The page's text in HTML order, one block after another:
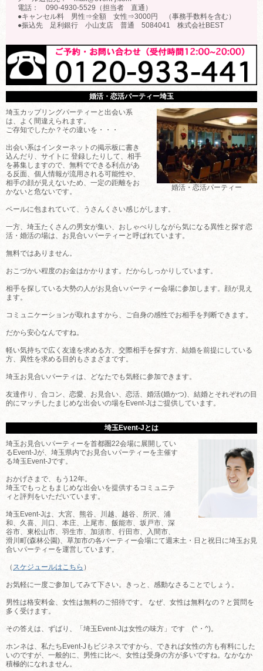
電話： 090-4930-5529（担当者 直通）
●キャンセル料 男性⇒全額 女性⇒3000円 （事務手数料を含む）
●振込先 足利銀行 小山支店 普通 5084041 株式会社BEST
婚活・恋活パーティー埼玉
婚活・恋活パーティー
埼玉カップリングパーティーと出会い系
は、よく間違えられます。
ご存知でしたか？その違いを・・・
出会い系はインターネットの掲示板に書き
込んだり、サイトに 登録したりして、相手
を募集しますので、無料でできる利点があ
る反面、個人情報が流用される可能性や、
相手の顔が見えないため、一定の距離をお
かないと危ないです。
ベールに包まれていて、うさんくさい感じがします。
一方、埼玉たくさんの男女が集い、おしゃべりしながら気になる異性と探す恋
活・婚活の場は、お見合いパーティーと呼ばれています。
無料ではありません。
おこづかい程度のお金はかかります。だからしっかりしています。
相手を探している大勢の人がお見合いパーティー会場に参加します。顔が見え
ます。
コミュニケーションが取れますから、ご自身の感性でお相手を判断できます。
だから安心なんですね。
軽い気持ちで広く友達を求める方、交際相手を探す方、結婚を前提にしている
方、異性を求める目的もさまざまです。
埼玉お見合いパーティは、どなたでも気軽に参加できます。
友達作り、合コン、恋愛、お見合い、恋活、婚活(婚かつ)、結婚とそれぞれの目
的にマッチしたまじめな出会いの場をEvent-Jはご提供しています。
埼玉Event-Jとは
埼玉お見合いパーティーを首都圏22会場に展開してい
るEvent-Jが、埼玉県内でお見合いパーティーを主催す
る埼玉Event-Jです。
おかげさまで、もう12年。
埼玉でもっともまじめな出会いを提供するコミュニテ
ィと評判をいただいています。
埼玉Event-Jは、大宮、熊谷、川越、越谷、所沢、浦
和、久喜、川口、本庄、上尾市、飯能市、坂戸市、深
谷市、東松山市、羽生市、加須市、行田市、入間市、
滑川町(森林公園)、草加市の各パーティー会場にて週末土・日と祝日に埼玉お見
合いパーティーを運営しています。
（ スケジュールはこちら ）
お気軽に一度ご参加してみて下さい。きっと、感動なさることでしょう。
男性は格安料金、女性は無料のご招待です。 なぜ、女性は無料なの？と質問を
多く受けます。
その答えは、ずばり、「埼玉Event-Jは女性の味方」です (^・^)。
ホンネは、私たちEvent-Jもビジネスですから、できれば女性の方も有料にした
いのですが、一般的に、男性に比べ、女性は受身の方が多いですね。なかなか
積極的になれません。